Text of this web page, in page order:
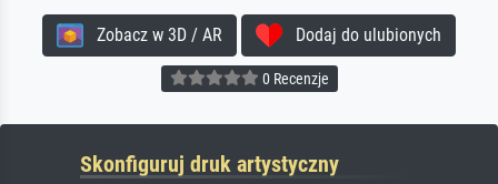
Zobacz w 3D / AR Dodaj do ulubionych
0 Recenzje
Skonfiguruj druk artystyczny